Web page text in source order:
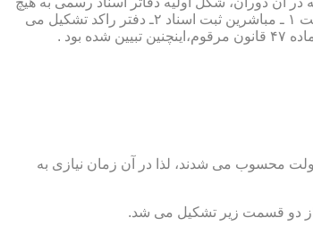
عنوان جنبه استقلالی نداشته است. مطابق قانون یاد شده، به منظور رسمیت دادن به اسناد قاطبه مردم، دوایر ثبت اسناد به عنوان نهادی دولتی، از دو قسمت ۱ ـ مباشرین ثبت اسناد ۲ـ دفتر راكد تشكیل می
.
دولت محسوب می شدند، لذا در آن زمان نیازی به